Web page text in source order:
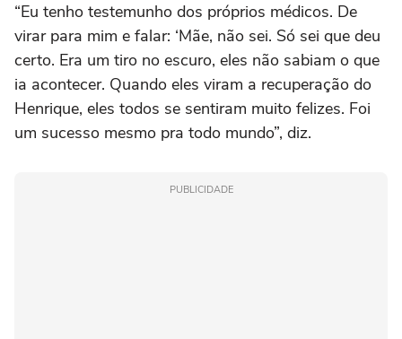
“Eu tenho testemunho dos próprios médicos. De
virar para mim e falar: ‘Mãe, não sei. Só sei que deu
certo. Era um tiro no escuro, eles não sabiam o que
ia acontecer. Quando eles viram a recuperação do
Henrique, eles todos se sentiram muito felizes. Foi
um sucesso mesmo pra todo mundo”, diz.
PUBLICIDADE